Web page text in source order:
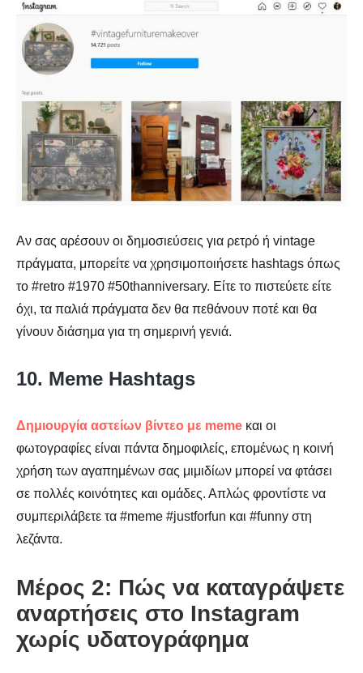
Αν σας αρέσουν οι δημοσιεύσεις για ρετρό ή vintage
πράγματα, μπορείτε να χρησιμοποιήσετε hashtags όπως
το #retro #1970 #50thanniversary. Είτε το πιστεύετε είτε
όχι, τα παλιά πράγματα δεν θα πεθάνουν ποτέ και θα
γίνουν διάσημα για τη σημερινή γενιά.
10. Meme Hashtags
Δημιουργία αστείων βίντεο με meme και οι
φωτογραφίες είναι πάντα δημοφιλείς, επομένως η κοινή
χρήση των αγαπημένων σας μιμιδίων μπορεί να φτάσει
σε πολλές κοινότητες και ομάδες. Απλώς φροντίστε να
συμπεριλάβετε τα #meme #justforfun και #funny στη
λεζάντα.
Μέρος 2: Πώς να καταγράψετε
αναρτήσεις στο Instagram
χωρίς υδατογράφημα